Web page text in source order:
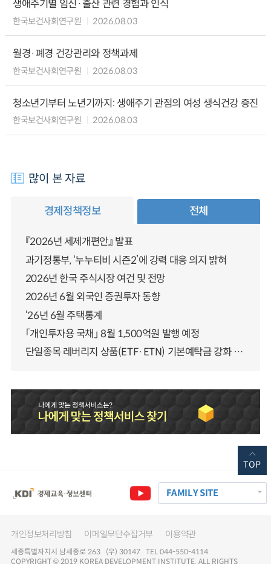
생애주기별 임신·출산 관련 경험과 인식
한국보건사회연구원 2026.08.03
월경·폐경 건강관리와 정책과제
한국보건사회연구원 2026.08.03
청소년기부터 노년기까지: 생애주기 관점의 여성 생식건강 증진
한국보건사회연구원 2026.08.03
많이 본 자료
경제정책정보 전체
『2026년 세제개편안』 발표
과기정통부, ‘누누티비 시즌2’에 강력 대응 의지 밝혀
2026년 한국 주식시장 여건 및 전망
2026년 6월 외국인 증권투자 동향
‘26년 6월 주택통계
「개인투자용 국채」 8월 1,500억원 발행 예정
단일종목 레버리지 상품(ETF·ETN) 기본예탁금 강화 조기시행 방안 안내
FAMILY SITE
개인정보처리방침 이메일무단수집거부 이용약관
세종특별자치시 남세종로 263 (우) 30147 TEL 044-550-4114
COPYRIGHT © 2019 KOREA DEVELOPMENT INSTITUTE. ALL RIGHTS
TOP